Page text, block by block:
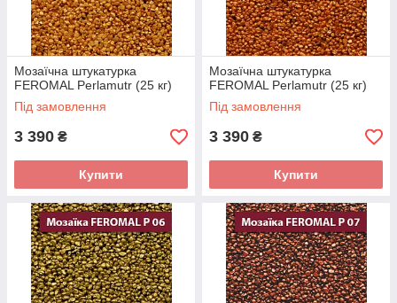
Мозаїчна штукатурка
FEROMAL Perlamutr (25 кг)
Під замовлення
3 390 ₴
Купити
Мозаїчна штукатурка
FEROMAL Perlamutr (25 кг)
Під замовлення
3 390 ₴
Купити